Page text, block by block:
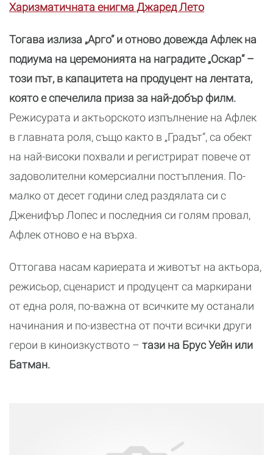
Харизматичната енигма Джаред Лето
Тогава излиза „Арго“ и отново довежда Афлек на
подиума на церемонията на наградите „Оскар“ –
този път, в капацитета на продуцент на лентата,
която е спечелила приза за най-добър филм.
Режисурата и актьорското изпълнение на Афлек
в главната роля, също както в „Градът“, са обект
на най-високи похвали и регистрират повече от
задоволителни комерсиални постъпления. По-
малко от десет години след раздялата си с
Дженифър Лопес и последния си голям провал,
Афлек отново е на върха.
Оттогава насам кариерата и животът на актьора,
режисьор, сценарист и продуцент са маркирани
от една роля, по-важна от всичките му останали
начинания и по-известна от почти всички други
герои в киноизкуството – тази на Брус Уейн или
Батман.